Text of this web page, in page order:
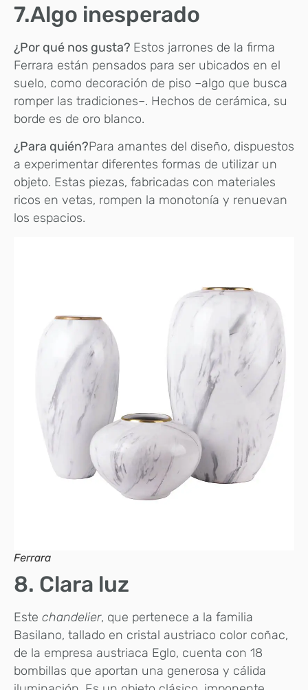
7.Algo inesperado
¿Por qué nos gusta? Estos jarrones de la firma
Ferrara están pensados para ser ubicados en el
suelo, como decoración de piso –algo que busca
romper las tradiciones–. Hechos de cerámica, su
borde es de oro blanco.
¿Para quién?Para amantes del diseño, dispuestos
a experimentar diferentes formas de utilizar un
objeto. Estas piezas, fabricadas con materiales
ricos en vetas, rompen la monotonía y renuevan
los espacios.
Ferrara
8. Clara luz
Este chandelier, que pertenece a la familia
Basilano, tallado en cristal austriaco color coñac,
de la empresa austriaca Eglo, cuenta con 18
bombillas que aportan una generosa y cálida